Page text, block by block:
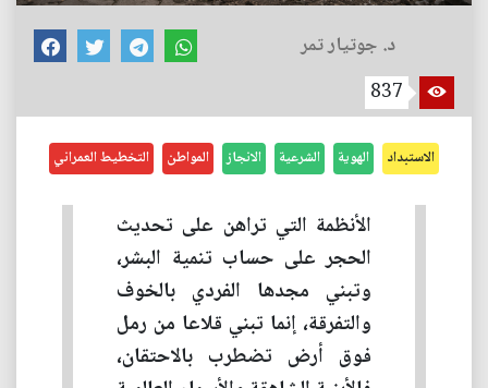
د. جوتيار تمر
837
الاستبداد الهوية الشرعية الانجاز المواطن التخطيط العمراني
الأنظمة التي تراهن على تحديث
الحجر على حساب تنمية البشر،
وتبني مجدها الفردي بالخوف
والتفرقة، إنما تبني قلاعا من رمل
فوق أرض تضطرب بالاحتقان،